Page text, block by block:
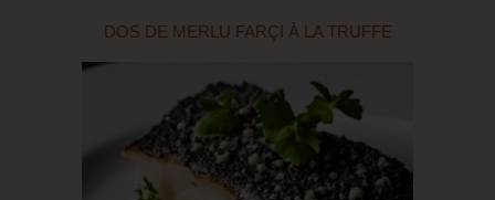
DOS DE MERLU FARÇI À LA TRUFFE